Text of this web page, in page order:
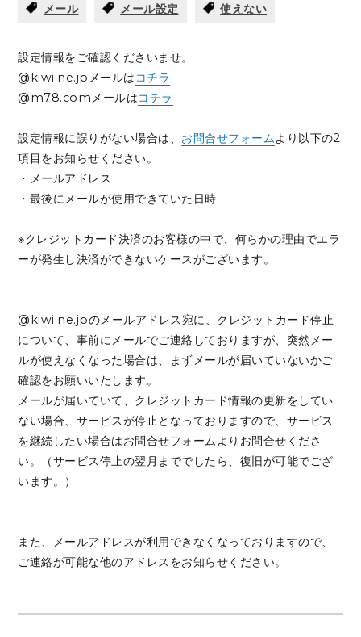
メール メール設定 使えない
設定情報をご確認くださいませ。
@kiwi.ne.jpメールは コチラ
@m78.comメールはコチラ
設定情報に誤りがない場合は、 お問合せフォームより以下の2
項目をお知らせください。
・メールアドレス
・最後にメールが使用できていた日時
※クレジットカード決済のお客様の中で、何らかの理由でエラ
ーが発生し決済ができないケースがございます。
@kiwi.ne.jpのメールアドレス宛に、クレジットカード停止
について、事前にメールでご連絡しておりますが、突然メー
ルが使えなくなった場合は、まずメールが届いていないかご
確認をお願いいたします。
メールが届いていて、クレジットカード情報の更新をしてい
ない場合、サービスが停止となっておりますので、サービス
を継続したい場合はお問合せフォームよりお問合せくださ
い。（サービス停止の翌月まででしたら、復旧が可能でござ
います。）
また、メールアドレスが利用できなくなっておりますので、
ご連絡が可能な他のアドレスをお知らせください。